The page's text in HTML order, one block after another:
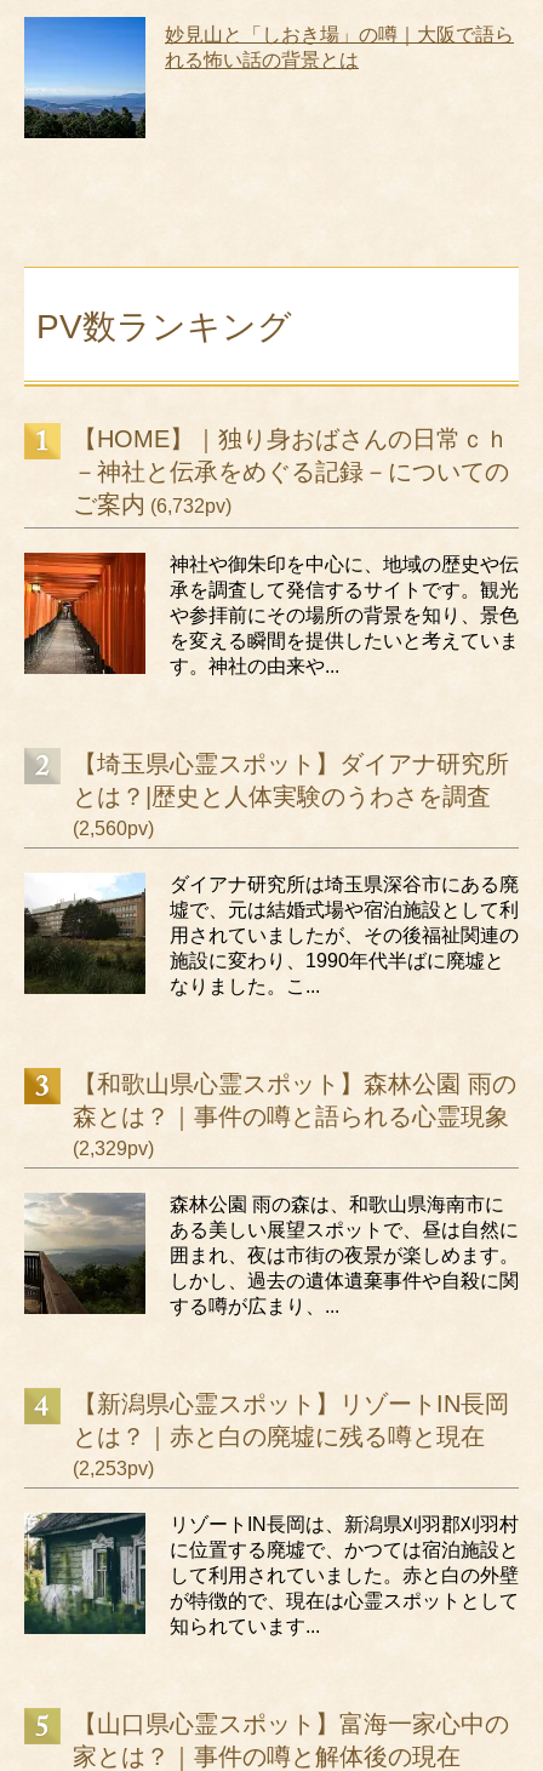
妙見山と「しおき場」の噂｜大阪で語ら
れる怖い話の背景とは
PV数ランキング
【HOME】｜独り身おばさんの日常ｃｈ
－神社と伝承をめぐる記録－についての
ご案内 (6,732pv)
神社や御朱印を中心に、地域の歴史や伝
承を調査して発信するサイトです。観光
や参拝前にその場所の背景を知り、景色
を変える瞬間を提供したいと考えていま
す。神社の由来や...
【埼玉県心霊スポット】ダイアナ研究所
とは？|歴史と人体実験のうわさを調査
(2,560pv)
ダイアナ研究所は埼玉県深谷市にある廃
墟で、元は結婚式場や宿泊施設として利
用されていましたが、その後福祉関連の
施設に変わり、1990年代半ばに廃墟と
なりました。こ...
【和歌山県心霊スポット】森林公園 雨の
森とは？｜事件の噂と語られる心霊現象
(2,329pv)
森林公園 雨の森は、和歌山県海南市に
ある美しい展望スポットで、昼は自然に
囲まれ、夜は市街の夜景が楽しめます。
しかし、過去の遺体遺棄事件や自殺に関
する噂が広まり、...
【新潟県心霊スポット】リゾートIN長岡
とは？｜赤と白の廃墟に残る噂と現在
(2,253pv)
リゾートIN長岡は、新潟県刈羽郡刈羽村
に位置する廃墟で、かつては宿泊施設と
して利用されていました。赤と白の外壁
が特徴的で、現在は心霊スポットとして
知られています...
【山口県心霊スポット】富海一家心中の
家とは？｜事件の噂と解体後の現在